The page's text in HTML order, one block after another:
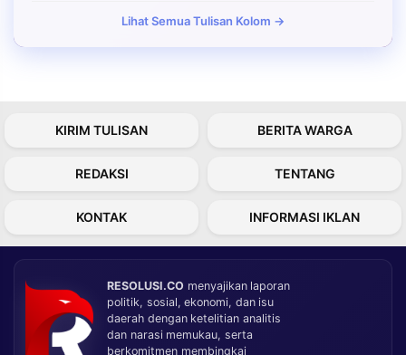
Lihat Semua Tulisan Kolom →
KIRIM TULISAN BERITA WARGA
REDAKSI TENTANG
KONTAK INFORMASI IKLAN
RESOLUSI.CO menyajikan laporan
politik, sosial, ekonomi, dan isu
daerah dengan ketelitian analitis
dan narasi memukau, serta
berkomitmen membingkai